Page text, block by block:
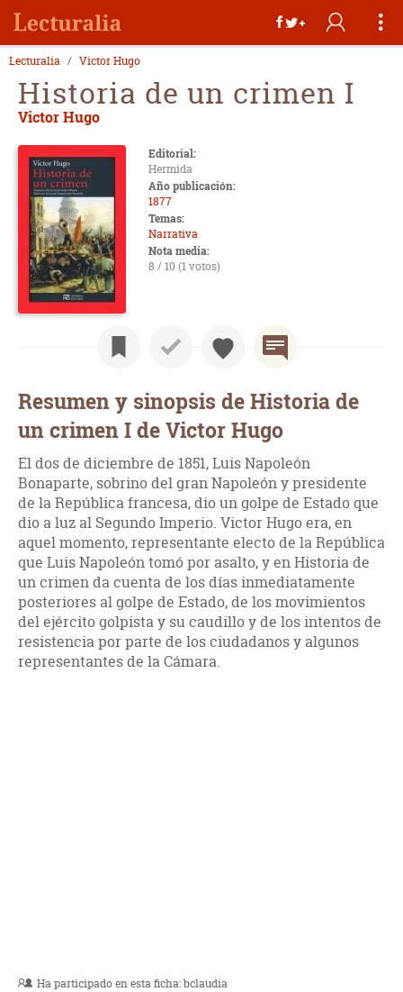
Lecturalia Victor Hugo
Historia de un crimen I
Victor Hugo
Editorial:
Hermida
Año publicación:
1877
Temas:
Narrativa
Nota media:
8 / 10 (1 votos)
Resumen y sinopsis de Historia de
un crimen I de Victor Hugo
El dos de diciembre de 1851, Luis Napoleón
Bonaparte, sobrino del gran Napoleón y presidente
de la República francesa, dio un golpe de Estado que
dio a luz al Segundo Imperio. Victor Hugo era, en
aquel momento, representante electo de la República
que Luis Napoleón tomó por asalto, y en Historia de
un crimen da cuenta de los días inmediatamente
posteriores al golpe de Estado, de los movimientos
del ejército golpista y su caudillo y de los intentos de
resistencia por parte de los ciudadanos y algunos
representantes de la Cámara.
Ha participado en esta ficha:bclaudia